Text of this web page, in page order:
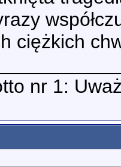
ciężkich
nr 1: